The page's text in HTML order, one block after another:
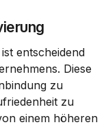
entscheidend
Diese
zu
zu
einem höheren